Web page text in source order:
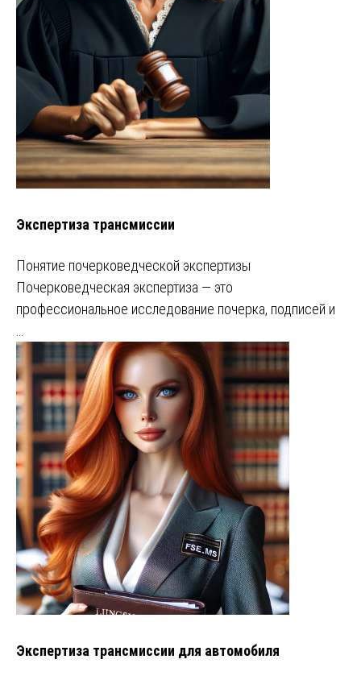
Экспертиза трансмиссии
Понятие почерковедческой экспертизы
Почерковедческая экспертиза — это
профессиональное исследование почерка, подписей и
Экспертиза трансмиссии для автомобиля